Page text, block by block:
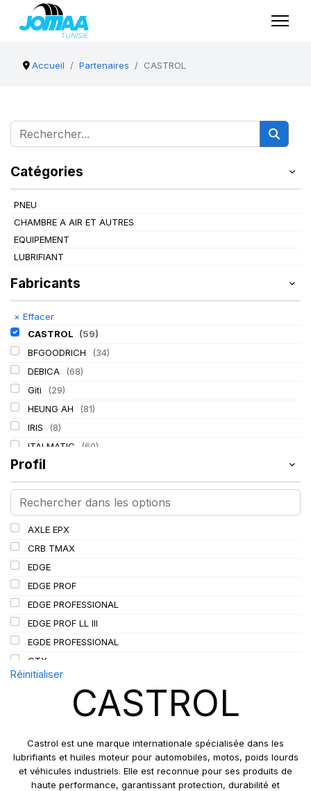
Accueil Partenaires CASTROL
Catégories
PNEU
CHAMBRE A AIR ET AUTRES
EQUIPEMENT
LUBRIFIANT
Fabricants
× Effacer
CASTROL
(59)
BFGOODRICH
(34)
DEBICA
(68)
Giti
(29)
HEUNG AH
(81)
IRIS
(8)
ITALMATIC
(60)
KLEBER
LASSA (174)
LING LONG
(152)
STICA (3)
(24)
Profil
AXLE EPX
CRB TMAX
EDGE
EDGE PROF
EDGE PROFESSIONAL
EDGE PROF LL III
EGDE PROFESSIONAL
GTX
MAGNATEC
MAGNATEC PRO
TRANSYND
TRASMAX
Réinitialiser
CASTROL
Castrol est une marque internationale spécialisée dans les
lubrifiants et huiles moteur pour automobiles, motos, poids lourds
et véhicules industriels. Elle est reconnue pour ses produits de
haute performance, garantissant protection, durabilité et